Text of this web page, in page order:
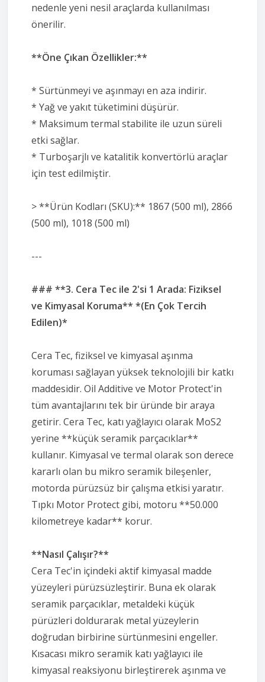
nedenle yeni nesil araçlarda kullanılması
önerilir.
**Öne Çıkan Özellikler:**
* Sürtünmeyi ve aşınmayı en aza indirir.
* Yağ ve yakıt tüketimini düşürür.
* Maksimum termal stabilite ile uzun süreli
etki sağlar.
* Turboşarjlı ve katalitik konvertörlü araçlar
için test edilmiştir.
> **Ürün Kodları (SKU):** 1867 (500 ml), 2866
(500 ml), 1018 (500 ml)
---
### **3. Cera Tec ile 2'si 1 Arada: Fiziksel
ve Kimyasal Koruma** *(En Çok Tercih
Edilen)*
Cera Tec, fiziksel ve kimyasal aşınma
koruması sağlayan yüksek teknolojili bir katkı
maddesidir. Oil Additive ve Motor Protect'in
tüm avantajlarını tek bir üründe bir araya
getirir. Cera Tec, katı yağlayıcı olarak MoS2
yerine **küçük seramik parçacıklar**
kullanır. Kimyasal ve termal olarak son derece
kararlı olan bu mikro seramik bileşenler,
motorda pürüzsüz bir çalışma etkisi yaratır.
Tıpkı Motor Protect gibi, motoru **50.000
kilometreye kadar** korur.
**Nasıl Çalışır?**
Cera Tec'in içindeki aktif kimyasal madde
yüzeyleri pürüzsüzleştirir. Buna ek olarak
seramik parçacıklar, metaldeki küçük
pürüzleri doldurarak metal yüzeylerin
doğrudan birbirine sürtünmesini engeller.
Kısacası mikro seramik katı yağlayıcı ile
kimyasal reaksiyonu birleştirerek aşınma ve